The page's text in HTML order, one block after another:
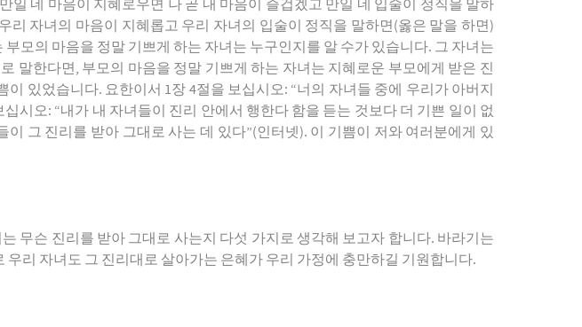
일 네 마음이 지혜로우면 나 곧 내 마음이 즐겁겠고 만일 네 입술이 정직을 말하
리 자녀의 마음이 지혜롭고 우리 자녀의 입술이 정직을 말하면(옳은 말을 하면)
모의 마음을 정말 기쁘게 하는 자녀는 누구인지를 알 수가 있습니다. 그 자녀는
말한다면, 부모의 마음을 정말 기쁘게 하는 자녀는 지혜로운 부모에게 받은 진
있었습니다. 요한이서 1장 4절을 보십시오: “너의 자녀들 중에 우리가 아버지
시오: “내가 내 자녀들이 진리 안에서 행한다 함을 듣는 것보다 더 기쁜 일이 없
그 진리를 받아 그대로 사는 데 있다”(인터넷). 이 기쁨이 저와 여러분에게 있
무슨 진리를 받아 그대로 사는지 다섯 가지로 생각해 보고자 합니다. 바라기는
리 자녀도 그 진리대로 살아가는 은혜가 우리 가정에 충만하길 기원합니다.